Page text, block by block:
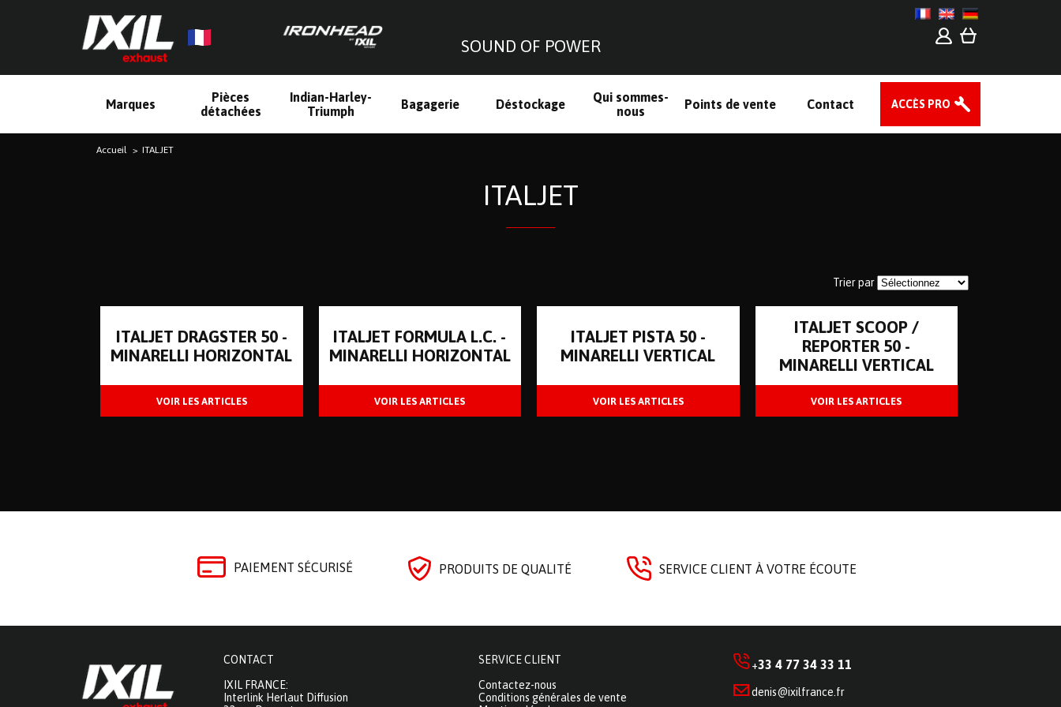
SOUND OF POWER
Marques
Pièces
détachées
Indian-Harley-
Triumph
Bagagerie Déstockage
Qui sommes-
nous
Points de vente Contact ACCÈS PRO
Accueil ITALJET
ITALJET
Trier par
ITALJET DRAGSTER 50 -
MINARELLI HORIZONTAL
ITALJET FORMULA L.C. -
MINARELLI HORIZONTAL
ITALJET PISTA 50 -
MINARELLI VERTICAL
ITALJET SCOOP /
REPORTER 50 -
MINARELLI VERTICAL
PAIEMENT SÉCURISÉ PRODUITS DE QUALITÉ SERVICE CLIENT À VOTRE ÉCOUTE
CONTACT
IXIL FRANCE:
Interlink Herlaut Diffusion
SERVICE CLIENT
Contactez-nous
Conditions générales de vente
+33 4 77 34 33 11
denis@ixilfrance.fr